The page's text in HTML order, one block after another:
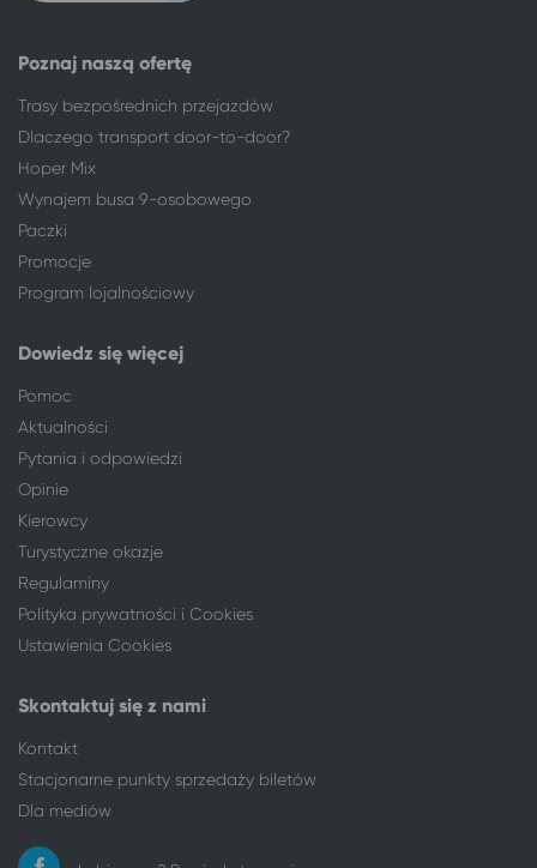
Wrocław
Dźwirzyno
Wrocław
Mielenko, gm. Mielno
Wrocław
Paprotno, gm. Mielno
Wrocław
Wrocław
Warszawa
Wrocław
Wrocław
Wrocław
Mrzeżyno
Wrocław
Ustronie Morskie
Wrocław
Wrocław
Wrocław
Jedlina-Zdrój
Wrocław
Wrocław
Wrocław
Świnoujście
Wrocław
Wrocław
Łukęcin
Wrocław
Bobolin
Wrocław
Lądek-Zdrój
Wrocław
Jarosławiec, gm. Postomino
Wrocław
Poznaj naszą ofertę
Trasy bezpośrednich przejazdów
Dlaczego transport door-to-door?
Hoper Mix
Wynajem busa 9-osobowego
Paczki
Promocje
Program lojalnościowy
Dowiedz się więcej
Pomoc
Aktualności
Pytania i odpowiedzi
Opinie
Kierowcy
Turystyczne okazje
Regulaminy
Polityka prywatności i Cookies
Ustawienia Cookies
Skontaktuj się z nami
Kontakt
Stacjonarne punkty sprzedaży biletów
Dla mediów